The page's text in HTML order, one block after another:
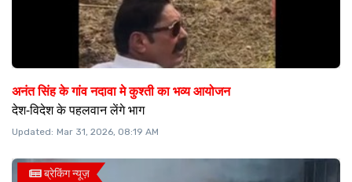
अनंत सिंह के गांव नदावा मे कुश्ती का भव्य आयोजन
देश-विदेश के पहलवान लेंगे भाग
Updated: Mar 31, 2026, 08:19 AM
ब्रेकिंग न्यूज़